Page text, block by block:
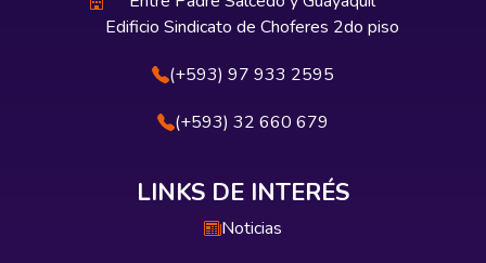
Edificio Sindicato de Choferes 2do piso
(+593) 97 933 2595
(+593) 32 660 679
LINKS DE INTERÉS
Noticias